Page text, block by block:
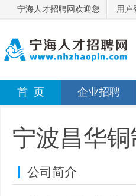
宁海人才招聘网欢迎您 用户
首 页 企业招聘
宁波昌华
公司简介